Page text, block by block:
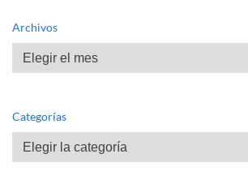
Archivos
Archivos
Categorías
Categorías